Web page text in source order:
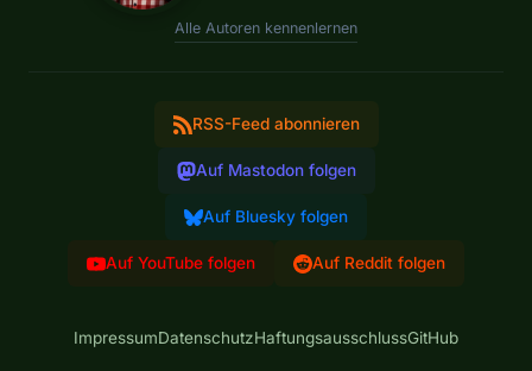
Alle Autoren kennenlernen
RSS-Feed abonnieren
Auf Mastodon folgen
Auf Bluesky folgen
Auf YouTube folgen Auf Reddit folgen
ImpressumDatenschutzHaftungsausschlussGitHub